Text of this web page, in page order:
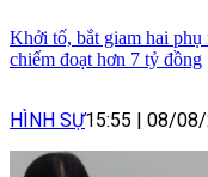
Khởi tố, bắt giam hai phụ
chiếm đoạt hơn 7 tỷ đồng
HÌNH SỰ15:55 08/08/